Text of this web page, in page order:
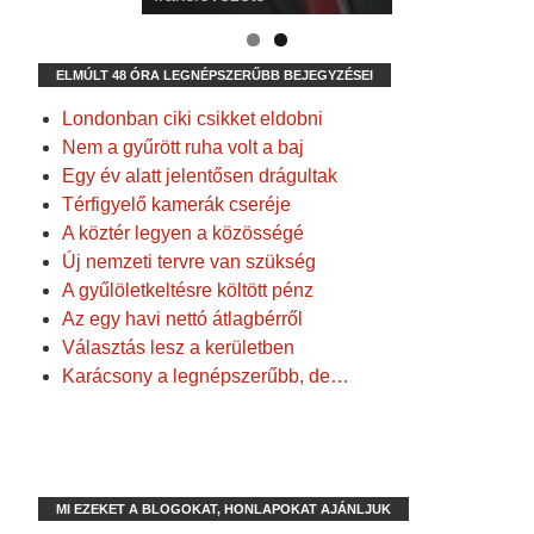
ELMÚLT 48 ÓRA LEGNÉPSZERŰBB BEJEGYZÉSEI
Londonban ciki csikket eldobni
Nem a gyűrött ruha volt a baj
Egy év alatt jelentősen drágultak
Térfigyelő kamerák cseréje
A köztér legyen a közösségé
Új nemzeti tervre van szükség
A gyűlöletkeltésre költött pénz
Az egy havi nettó átlagbérről
Választás lesz a kerületben
Karácsony a legnépszerűbb, de…
MI EZEKET A BLOGOKAT, HONLAPOKAT AJÁNLJUK